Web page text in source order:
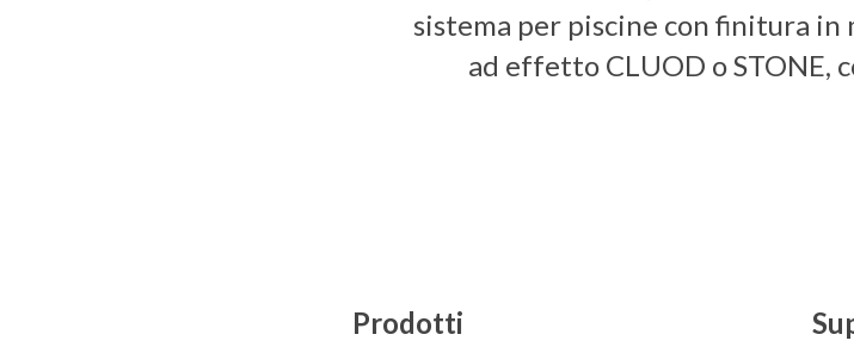
sistema per piscine con finitura
ad effetto CLUOD o STONE,
Prodotti